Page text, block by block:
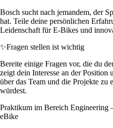
Bosch sucht nach jemandem, der
hat. Teile deine persönlichen
Leidenschaft für E-Bikes und
✨Fragen stellen ist wichtig
Bereite einige Fragen vor, die du
zeigt dein Interesse an der
über das Team und die Projekte zu
würdest.
Praktikum im Bereich Engineering
eBike